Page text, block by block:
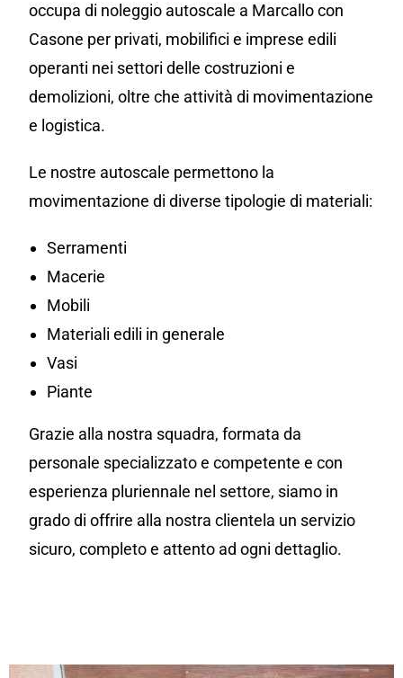
occupa di noleggio autoscale a Marcallo con
Casone per privati, mobilifici e imprese edili
operanti nei settori delle costruzioni e
demolizioni, oltre che attività di movimentazione
e logistica.
Le nostre autoscale permettono la
movimentazione di diverse tipologie di materiali:
Serramenti
Macerie
Mobili
Materiali edili in generale
Vasi
Piante
Grazie alla nostra squadra, formata da
personale specializzato e competente e con
esperienza pluriennale nel settore, siamo in
grado di offrire alla nostra clientela un servizio
sicuro, completo e attento ad ogni dettaglio.